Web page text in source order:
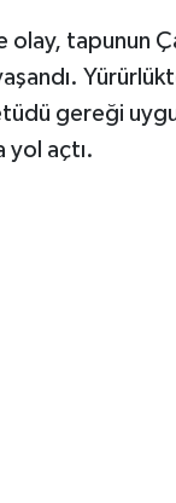
tapunun
gereği
yol açtı.